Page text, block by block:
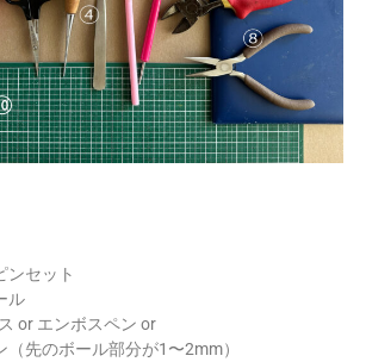
セット
ル
or エンボスペン or
先のボール部分が1〜2mm）